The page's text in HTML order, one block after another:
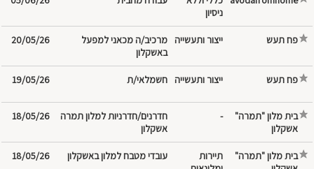
ניסיון
פח תעש ייצור ותעשייה מרכיב/ה מכאני למפעל
באשקלון
20/05/26
פח תעש ייצור ותעשייה חשמלאי/ת 19/05/26
בית מלון "תמרה"
אשקלון
-
חדרנים/חדרניות למלון תמרה
אשקלון
18/05/26
בית מלון "תמרה"
‎תיירות
עובדי מטבח למלון באשקלון 18/05/26